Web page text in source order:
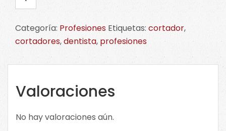
de
cantidad
Categoría: Profesiones Etiquetas: cortador,
cortadores,dentista, profesiones
Valoraciones
No hay valoraciones aún.